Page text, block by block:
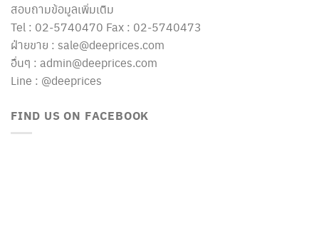
สอบถามข้อมูลเพิ่มเติม
Tel : 02-5740470 Fax : 02-5740473
ฝ่ายขาย : sale@deeprices.com
อื่นๆ : admin@deeprices.com
Line : @deeprices
FIND US ON FACEBOOK